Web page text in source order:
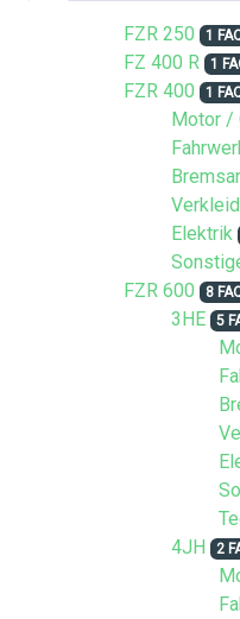
FZR 250 1
FZ 400 R 1
FZR 400 1
Motor /
Elektrik
FZR 600 8
3HE 5
4JH 2